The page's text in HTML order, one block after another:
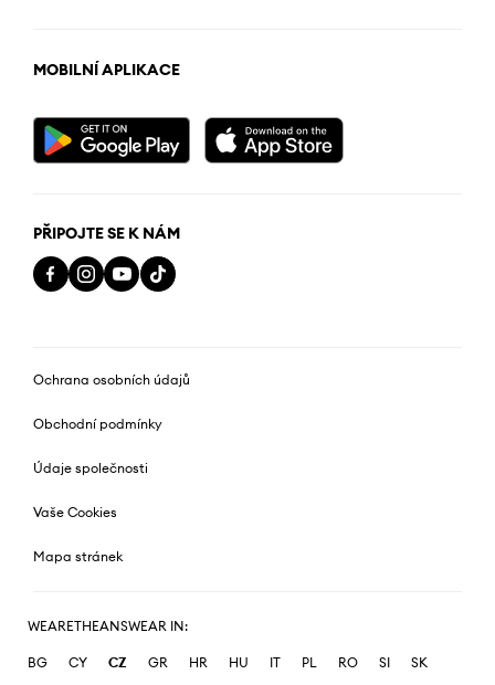
MOBILNÍ APLIKACE
PŘIPOJTE SE K NÁM
Ochrana osobních údajů
Obchodní podmínky
Údaje společnosti
Vaše Cookies
Mapa stránek
WEARETHEANSWEAR IN:
BG CY CZ GR HR HU IT PL RO SI
SK